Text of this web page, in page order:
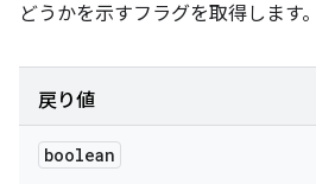
どうかを示すフラグを取得します。
戻り値
boolean